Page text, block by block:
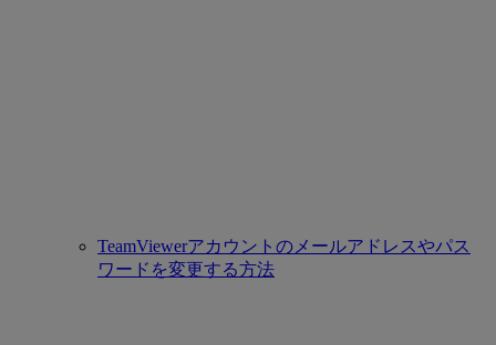
TeamViewerアカウントのメールアドレスやパス
ワードを変更する方法